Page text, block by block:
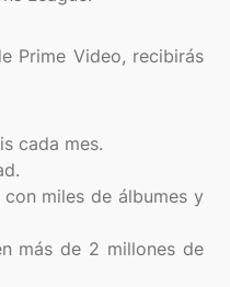
Prime Video, recibirás
cada mes.
miles de álbumes y
más de 2 millones de